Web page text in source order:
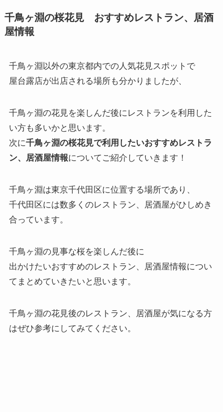
千鳥ヶ淵の桜花見 おすすめレストラン、居酒
屋情報
千鳥ヶ淵以外の東京都内での人気花見スポットで
屋台露店が出店される場所も分かりましたが、
千鳥ヶ淵の花見を楽しんだ後にレストランを利用した
い方も多いかと思います。
次に千鳥ヶ淵の桜花見で利用したいおすすめレストラ
ン、居酒屋情報についてご紹介していきます！
千鳥ヶ淵は東京千代田区に位置する場所であり、
千代田区には数多くのレストラン、居酒屋がひしめき
合っています。
千鳥ヶ淵の見事な桜を楽しんだ後に
出かけたいおすすめのレストラン、居酒屋情報につい
てまとめていきたいと思います。
千鳥ヶ淵の花見後のレストラン、居酒屋が気になる方
はぜひ参考にしてみてください。